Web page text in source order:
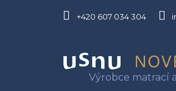
+420 607 034 304